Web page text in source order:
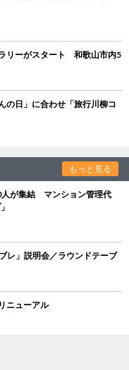
リーがスタート 和歌山市内5
日」に合わせ「旅行川柳コ
もっと見る
人が集結 マンション管理代
レ」説明会／ラウンドテーブ
ニューアル